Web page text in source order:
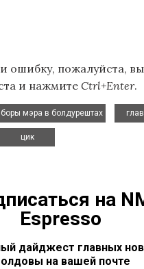
ошибку, пожалуйста,
и нажмите Ctrl+Enter.
мэра в болдурештах
цик
на
Espresso
дайджест главных
на вашей почте